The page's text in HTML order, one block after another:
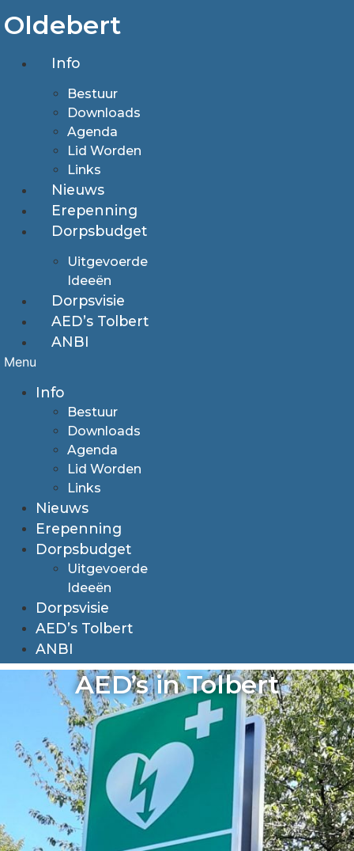
naar
inhoud
Oldebert
Info
Bestuur
Downloads
Agenda
Lid Worden
Links
Nieuws
Erepenning
Dorpsbudget
Uitgevoerde
Ideeën
Dorpsvisie
AED’s Tolbert
ANBI
Menu
Info
Bestuur
Downloads
Agenda
Lid Worden
Links
Nieuws
Erepenning
Dorpsbudget
Uitgevoerde
Ideeën
Dorpsvisie
AED’s Tolbert
ANBI
AED’s in Tolbert